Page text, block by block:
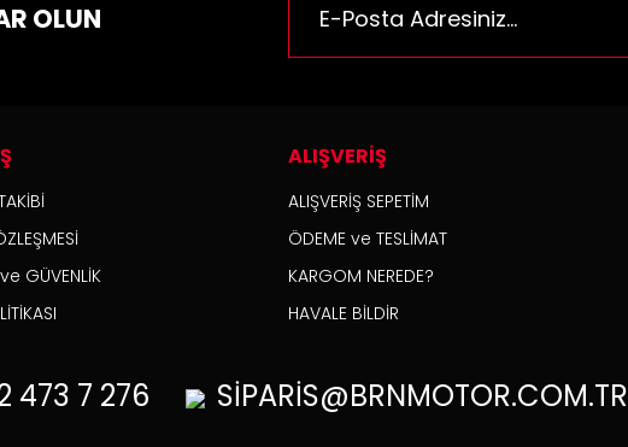
OLUN
GÜVENLİK
ALIŞVERİŞ
ALIŞVERİŞ SEPETİM
ÖDEME ve TESLİMAT
KARGOM NEREDE?
HAVALE BİLDİR
473 7 276 SİPARİS@BRNMOTOR.COM.TR